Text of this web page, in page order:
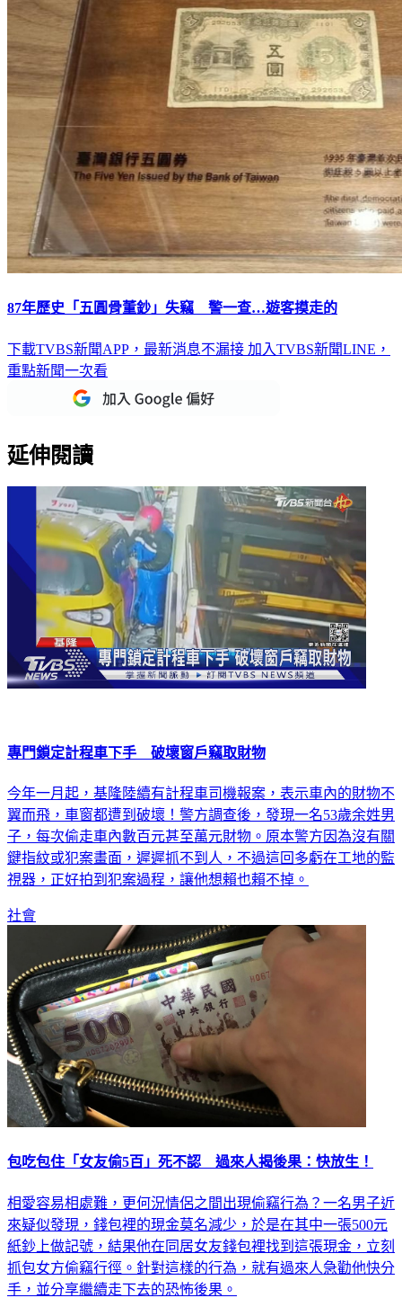
87年歷史「五圓骨董鈔」失竊 警一查…遊客摸走的
下載TVBS新聞APP，最新消息不漏接 加入TVBS新聞LINE，
重點新聞一次看
延伸閱讀
專門鎖定計程車下手 破壞窗戶竊取財物
今年一月起，基隆陸續有計程車司機報案，表示車內的財物不
翼而飛，車窗都遭到破壞！警方調查後，發現一名53歲余姓男
子，每次偷走車內數百元甚至萬元財物。原本警方因為沒有關
鍵指紋或犯案畫面，遲遲抓不到人，不過這回多虧在工地的監
視器，正好拍到犯案過程，讓他想賴也賴不掉。
社會
包吃包住「女友偷5百」死不認 過來人揭後果：快放生！
相愛容易相處難，更何況情侶之間出現偷竊行為？一名男子近
來疑似發現，錢包裡的現金莫名減少，於是在其中一張500元
紙鈔上做記號，結果他在同居女友錢包裡找到這張現金，立刻
抓包女方偷竊行徑。針對這樣的行為，就有過來人急勸他快分
手，並分享繼續走下去的恐怖後果。